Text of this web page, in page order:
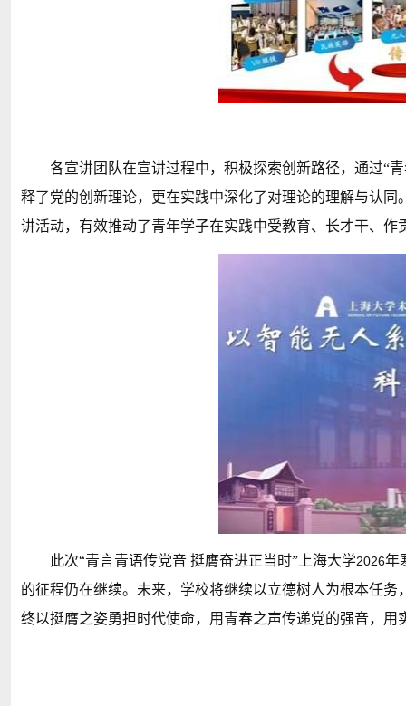
各宣讲团队在宣讲过程中，积极探索创新路径，通过“
释了党的创新理论，更在实践中深化了对理论的理解与认
讲活动，有效推动了青年学子在实践中受教育、长才干、作
此次“青言青语传党音 挺膺奋进正当时”上海大学2026年
的征程仍在继续。未来，学校将继续以立德树人为根本任
终以挺膺之姿勇担时代使命，用青春之声传递党的强音，用